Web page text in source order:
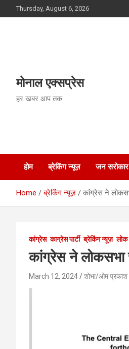
to
Thursday, August 6, 2026
मोनाल एक्सप्रेस
हर खबर आप तक
होम ब्रेकिंग न्यूज़ जन सरोकार
Home ब्रेकिंग न्यूज़ कांग्रेस ने
कांग्रेस काग्रेस पार्टी ब्रेकिंग न्यूज़ लोक
कांग्रेस ने लोकसभा
March 12, 2024 शोभा/ओम प्रकाश